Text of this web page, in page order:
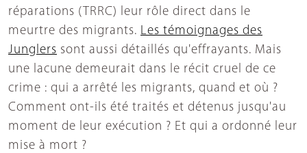
réparations (TRRC) leur rôle direct dans le
meurtre des migrants. Les témoignages des
Junglers sont aussi détaillés qu'effrayants. Mais
une lacune demeurait dans le récit cruel de ce
crime : qui a arrêté les migrants, quand et où ?
Comment ont-ils été traités et détenus jusqu'au
moment de leur exécution ? Et qui a ordonné leur
mise à mort ?